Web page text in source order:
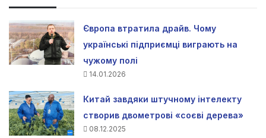
Європа втратила драйв. Чому
українські підприємці виграють на
чужому полі
14.01.2026
Китай завдяки штучному інтелекту
створив двометрові «соєві дерева»
08.12.2025